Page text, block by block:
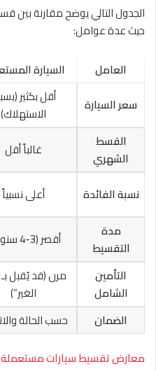
الجدول التالي يوضح مقارنة
حيث عدة عوامل:
العامل
السيارة
سعر السيارة
أقل بكثير
الاستهلاك)
القسط
الشهري
غالباً أقل
نسبة الفائدة أعلى نسبياً
مدة
التقسيط
أقصر (3-4 سنوات)
التأمين
الشامل
مرن (قد يُقبل
الغير”)
الضمان
حسب الحالة
معارض تقسيط سيارات مستعملة